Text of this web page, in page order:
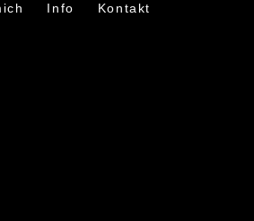
Info Kontakt